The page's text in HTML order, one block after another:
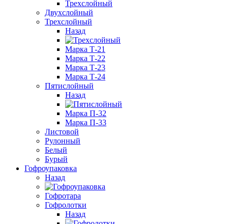
Трехслойный
Двухслойный
Трехслойный
Назад
Марка Т-21
Марка Т-22
Марка Т-23
Марка Т-24
Пятислойный
Назад
Марка П-32
Марка П-33
Листовой
Рулонный
Белый
Бурый
Гофроупаковка
Назад
Гофротара
Гофролотки
Назад